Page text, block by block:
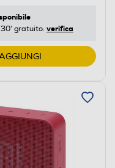
30' gratuito: verifica